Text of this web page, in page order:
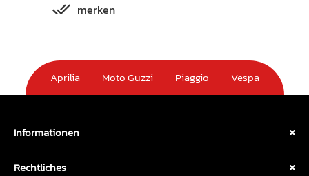
merken
Aprilia Moto Guzzi Piaggio Vespa
Informationen
Rechtliches